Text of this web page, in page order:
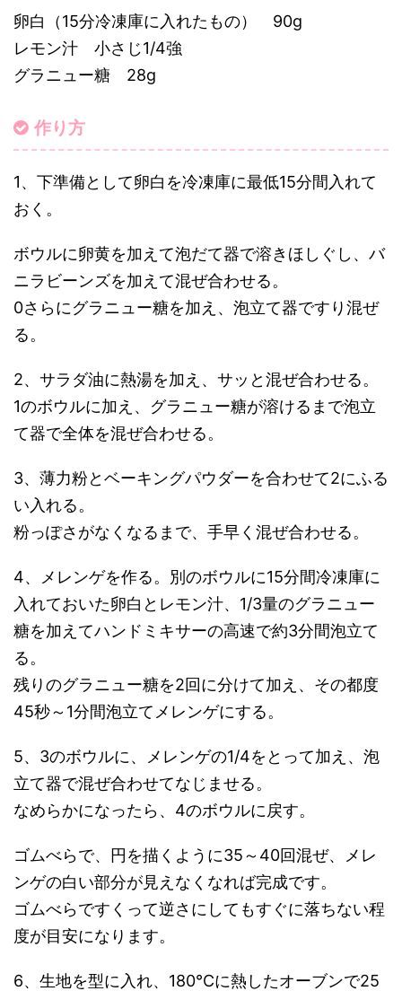
卵白（15分冷凍庫に入れたもの） 90g
レモン汁 小さじ1/4強
グラニュー糖 28g
作り方
1、下準備として卵白を冷凍庫に最低15分間入れて
おく。
ボウルに卵黄を加えて泡だて器で溶きほしぐし、バ
ニラビーンズを加えて混ぜ合わせる。
0さらにグラニュー糖を加え、泡立て器ですり混ぜ
る。
2、サラダ油に熱湯を加え、サッと混ぜ合わせる。
1のボウルに加え、グラニュー糖が溶けるまで泡立
て器で全体を混ぜ合わせる。
3、薄力粉とベーキングパウダーを合わせて2にふる
い入れる。
粉っぽさがなくなるまで、手早く混ぜ合わせる。
4、メレンゲを作る。別のボウルに15分間冷凍庫に
入れておいた卵白とレモン汁、1/3量のグラニュー
糖を加えてハンドミキサーの高速で約3分間泡立て
る。
残りのグラニュー糖を2回に分けて加え、その都度
45秒～1分間泡立てメレンゲにする。
5、3のボウルに、メレンゲの1/4をとって加え、泡
立て器で混ぜ合わせてなじませる。
なめらかになったら、4のボウルに戻す。
ゴムべらで、円を描くように35～40回混ぜ、メレ
ンゲの白い部分が見えなくなれば完成です。
ゴムべらですくって逆さにしてもすぐに落ちない程
度が目安になります。
6、生地を型に入れ、180℃に熱したオーブンで25